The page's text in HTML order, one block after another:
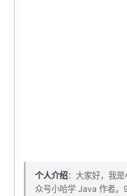
个人介绍：大家好，我
众号小哈学 Java 作者。